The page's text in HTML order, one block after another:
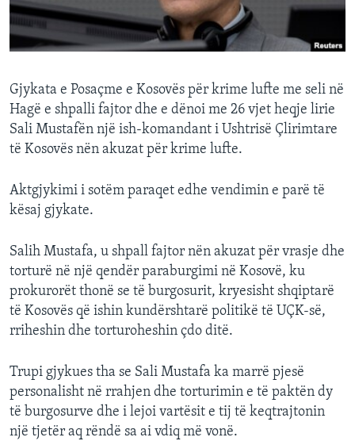
INTERVISTA
DITARI
Gjykata e Posaçme e Kosovës për krime lufte me seli në
Hagë e shpalli fajtor dhe e dënoi me 26 vjet heqje lirie
Sali Mustafën një ish-komandant i Ushtrisë Çlirimtare
të Kosovës nën akuzat për krime lufte.
Aktgjykimi i sotëm paraqet edhe vendimin e parë të
kësaj gjykate.
Salih Mustafa, u shpall fajtor nën akuzat për vrasje dhe
torturë në një qendër paraburgimi në Kosovë, ku
prokurorët thonë se të burgosurit, kryesisht shqiptarë
të Kosovës që ishin kundërshtarë politikë të UÇK-së,
rriheshin dhe torturoheshin çdo ditë.
Trupi gjykues tha se Sali Mustafa ka marrë pjesë
personalisht në rrahjen dhe torturimin e të paktën dy
të burgosurve dhe i lejoi vartësit e tij të keqtrajtonin
një tjetër aq rëndë sa ai vdiq më vonë.